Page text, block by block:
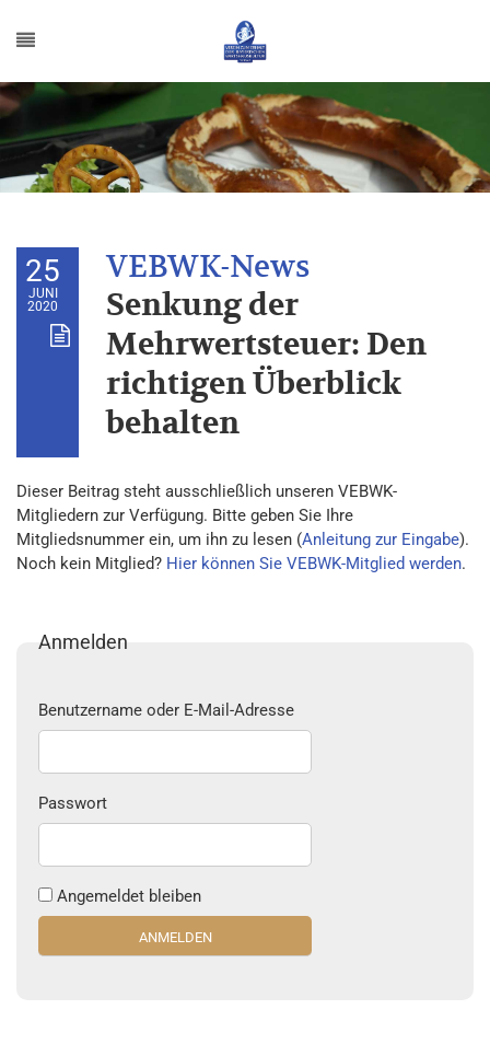
25
JUNI
2020
Senkung der
Mehrwertsteuer: Den
richtigen Überblick
behalten
Dieser Beitrag steht ausschließlich unseren VEBWK-
Mitgliedern zur Verfügung. Bitte geben Sie Ihre
Mitgliedsnummer ein, um ihn zu lesen (Anleitung zur Eingabe).
Noch kein Mitglied? Hier können Sie VEBWK-Mitglied werden.
Anmelden
Benutzername oder E-Mail-Adresse
Passwort
Angemeldet bleiben